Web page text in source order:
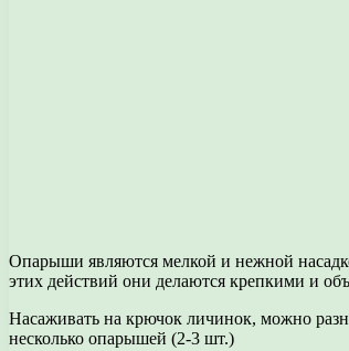
Опарыши являются мелкой и нежной
этих действий они делаются крепкими и
Насаживать на крючок личинок, можно
несколько опарышей (2-3 шт.)